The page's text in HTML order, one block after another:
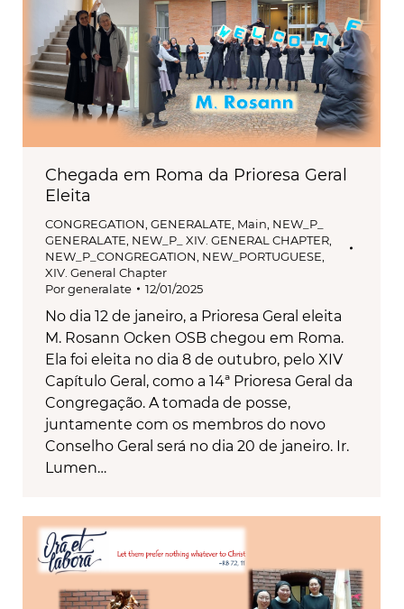
Chegada em Roma da Prioresa Geral
Eleita
CONGREGATION, GENERALATE, Main, NEW_P_
GENERALATE, NEW_P_ XIV. GENERAL CHAPTER,
NEW_P_CONGREGATION, NEW_PORTUGUESE,
XIV. General Chapter
Porgeneralate 12/01/2025
No dia 12 de janeiro, a Prioresa Geral eleita
M. Rosann Ocken OSB chegou em Roma.
Ela foi eleita no dia 8 de outubro, pelo XIV
Capítulo Geral, como a 14ª Prioresa Geral da
Congregação. A tomada de posse,
juntamente com os membros do novo
Conselho Geral será no dia 20 de janeiro. Ir.
Lumen…